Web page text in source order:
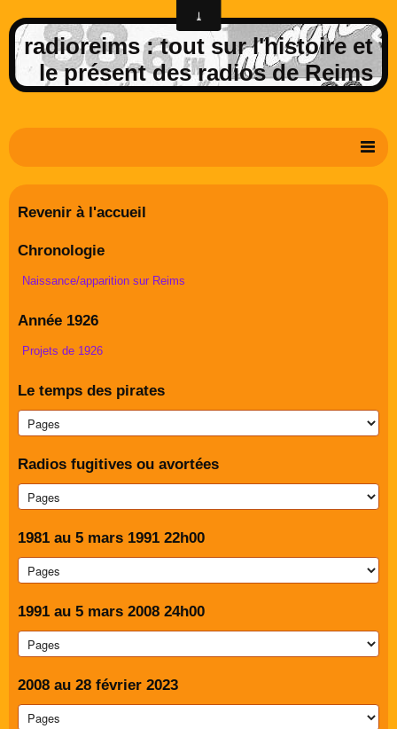
radioreims : tout sur l'histoire et
le présent des radios de Reims
Derniers potins de la FM rémoise
Livre d'or
Contact
Album Photos
Revenir à l'accueil
Chronologie
Naissance/apparition sur Reims
Année 1926
Projets de 1926
Le temps des pirates
Radios fugitives ou avortées
1981 au 5 mars 1991 22h00
1991 au 5 mars 2008 24h00
2008 au 28 février 2023